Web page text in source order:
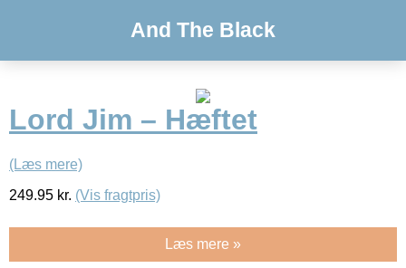
And The Black
Lord Jim – Hæftet
(Læs mere)
249.95 kr. (Vis fragtpris)
Læs mere »